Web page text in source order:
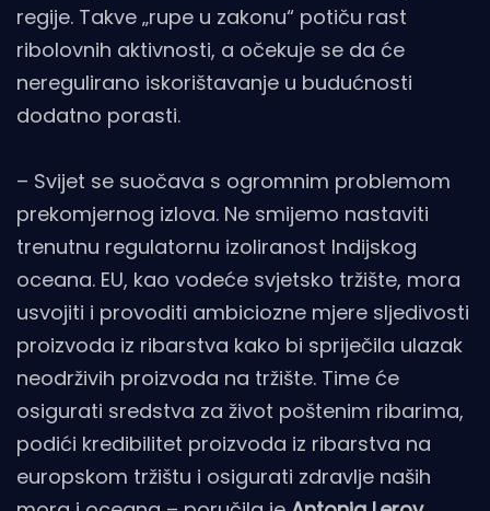
regije. Takve „rupe u zakonu“ potiču rast
ribolovnih aktivnosti, a očekuje se da će
neregulirano iskorištavanje u budućnosti
dodatno porasti.
– Svijet se suočava s ogromnim problemom
prekomjernog izlova. Ne smijemo nastaviti
trenutnu regulatornu izoliranost Indijskog
oceana. EU, kao vodeće svjetsko tržište, mora
usvojiti i provoditi ambiciozne mjere sljedivosti
proizvoda iz ribarstva kako bi spriječila ulazak
neodrživih proizvoda na tržište. Time će
osigurati sredstva za život poštenim ribarima,
podići kredibilitet proizvoda iz ribarstva na
europskom tržištu i osigurati zdravlje naših